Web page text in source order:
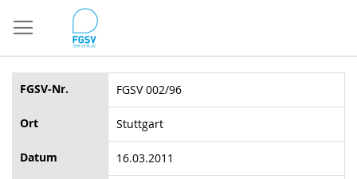
zum
Inhalt
FGSV-Nr. FGSV 002/96
Ort Stuttgart
Datum 16.03.2011